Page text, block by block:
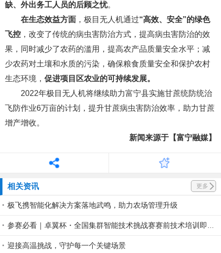
缺、外出务工人员的后顾之忧。
在生态效益方面 ，极目无人机通过“高效、安全”的绿色
飞控 ，改变了传统的病虫害防治方式，提高病虫害防治的效
果，同时减少了农药的滥用，提高农产品质量安全水平；减
少农药对土壤和水质的污染，确保粮食质量安全和保护农村
生态环境， 促进项目区农业的可持续发展。
2022年极目无人机将继续助力富宁县实施甘蔗统防统治
飞防作业6万亩的计划，提升甘蔗病虫害防治效率，助力甘蔗
增产增收。
新闻来源于【富宁融媒】
相关资讯 更多
极飞携智能化解决方案落地武鸣，助力农场管理升级
参赛必看｜卓翼杯・全国集群智能技术挑战赛赛前技术培训即将开启！
迎接高温挑战，守护每一个关键场景